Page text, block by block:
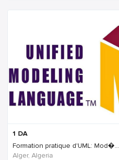
1 DA
Formation pratique d'UML: Mod�...
Alger, Algeria